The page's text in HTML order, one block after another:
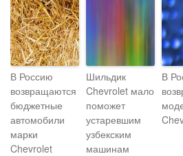
В Россию
возвращаются
бюджетные
автомобили
марки
Chevrolet
Шильдик
Chevrolet мало
поможет
устаревшим
узбекским
машинам
В